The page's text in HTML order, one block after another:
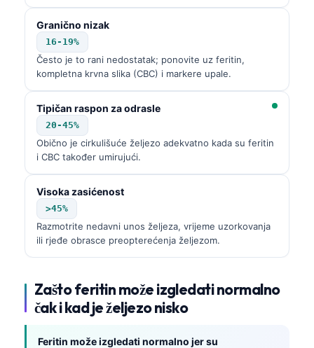
Granično nizak
16-19%
Često je to rani nedostatak; ponovite uz feritin,
kompletna krvna slika (CBC) i markere upale.
Tipičan raspon za odrasle
20-45%
Obično je cirkulišuće željezo adekvatno kada su feritin
i CBC također umirujući.
Visoka zasićenost
>45%
Razmotrite nedavni unos željeza, vrijeme uzorkovanja
ili rjeđe obrasce preopterećenja željezom.
Zašto feritin može izgledati normalno
čak i kad je željezo nisko
Feritin može izgledati normalno jer su